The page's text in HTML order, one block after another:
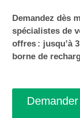
Demandez dès
spécialistes de
offres : jusqu’à
borne de